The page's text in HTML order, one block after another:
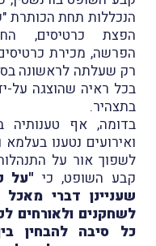
הנכללות תחת הכותרת
הפצת כרטיסים,
הפרשה, מכירת
רק שעלתה לראשונה
בכל ראיה שהוצגה
בתצהיר.
בדומה, אף טענותיה
ואירועים נטענו
לשפוך אור על
קבע השופט, כי"על
שעניינן דברי
לשחקנים ולאורחים
כל סיבה להבחין